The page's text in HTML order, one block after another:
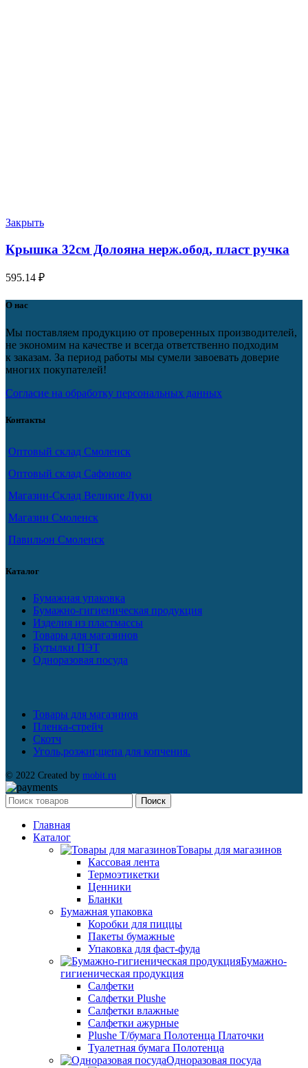
Закрыть
Крышка 32см Долояна нерж.обод, пласт ручка
595.14 ₽
О нас
Мы поставляем продукцию от проверенных производителей,
не экономим на качестве и всегда ответственно подходим
к заказам. За период работы мы сумели завоевать доверие
многих покупателей!
Согласие на обработку персональных данных
Контакты
Оптовый склад Смоленск
Оптовый склад Сафоново
Магазин-Склад Великие Луки
Магазин Смоленск
Павильон Смоленск
Каталог
Бумажная упаковка
Бумажно-гигиеническая продукция
Изделия из пластмассы
Товары для магазинов
Бутылки ПЭТ
Одноразовая посуда
Товары для магазинов
Пленка-стрейч
Скотч
Уголь,розжиг,щепа для копчения.
© 2022 Created by mobit.ru
Поиск
Главная
Каталог
Товары для магазинов
Кассовая лента
Термоэтикетки
Ценники
Бланки
Бумажная упаковка
Коробки для пиццы
Пакеты бумажные
Упаковка для фаст-фуда
Бумажно-
гигиеническая продукция
Салфетки
Салфетки Plushe
Салфетки влажные
Салфетки ажурные
Plushe Т/бумага Полотенца Платочки
Туалетная бумага Полотенца
Одноразовая посуда